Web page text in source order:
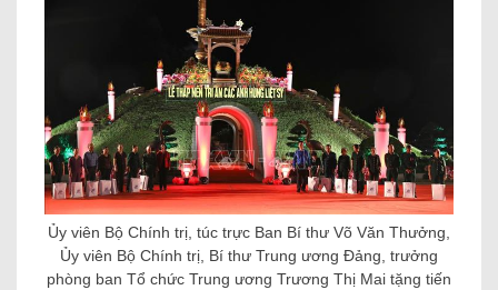
Ủy viên Bộ Chính trị, túc trực Ban Bí thư Võ Văn Thưởng,
Ủy viên Bộ Chính trị, Bí thư Trung ương Đảng, trưởng
phòng ban Tổ chức Trung ương Trương Thị Mai tặng tiến